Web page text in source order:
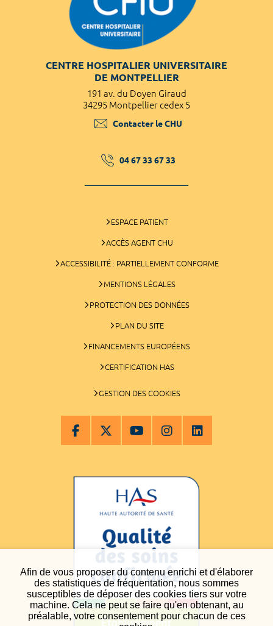
Afin de vous proposer du contenu enrichi et d'élaborer
des statistiques de fréquentation, nous sommes
susceptibles de déposer des cookies tiers sur votre
machine. Cela ne peut se faire qu'en obtenant, au
préalable, votre consentement pour chacun de ces
CENTRE HOSPITALIER UNIVERSITAIRE
DE MONTPELLIER
191 av. du Doyen Giraud
34295 Montpellier cedex 5
Contacter le CHU
04 67 33 67 33
ESPACE PATIENT
ACCÈS AGENT CHU
ACCESSIBILITÉ : PARTIELLEMENT CONFORME
MENTIONS LÉGALES
PROTECTION DES DONNÉES
PLAN DU SITE
FINANCEMENTS EUROPÉENS
CERTIFICATION HAS
GESTION DES COOKIES